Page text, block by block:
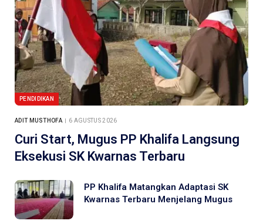
PENDIDIKAN
ADIT MUSTHOFA 6 AGUSTUS 2026
Curi Start, Mugus PP Khalifa Langsung
Eksekusi SK Kwarnas Terbaru
PP Khalifa Matangkan Adaptasi SK
Kwarnas Terbaru Menjelang Mugus